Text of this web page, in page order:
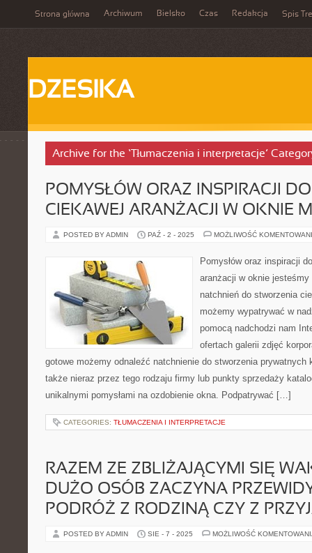
Strona główna Archiwum Bielsko Czas Redakcja Spis
DZESIKA
Archive for the ‘Tłumaczenia i interpretacje’
POMYSŁÓW ORAZ INSPIRACJI
CIEKAWEJ ARANŻACJI W OKNIE
POSTED BY ADMIN PAŹ - 2 - 2025 MOŻLIWOŚĆ
Pomysłów oraz inspiracji
aranżacji w oknie jesteśmy
natchnień do stworzenia
możemy wypatrywać w
pomocą nadchodzi nam
ofertach galerii zdjęć
gotowe możemy odnaleźć natchnienie do stworzenia prywatnych
także nieraz przez tego rodzaju firmy lub punkty sprzedaży
unikalnymi pomysłami na ozdobienie okna. Podpatrywać […]
CATEGORIES: TŁUMACZENIA I INTERPRETACJE
RAZEM ZE ZBLIŻAJĄCYMI SIĘ
DUŻO OSÓB ZACZYNA
PODRÓŻ Z RODZINĄ CZY Z
POSTED BY ADMIN SIE - 7 - 2025 MOŻLIWOŚĆ